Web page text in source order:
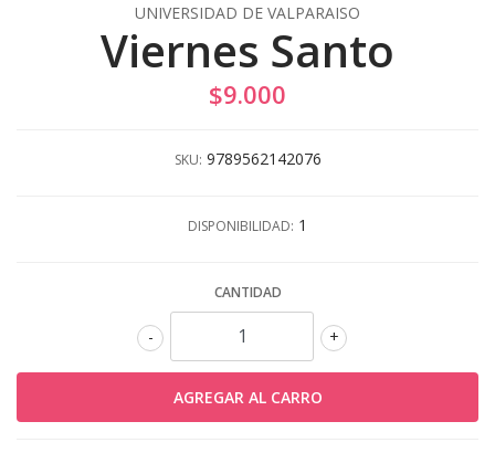
UNIVERSIDAD DE VALPARAISO
Viernes Santo
$9.000
SKU: 9789562142076
DISPONIBILIDAD: 1
CANTIDAD
+
-